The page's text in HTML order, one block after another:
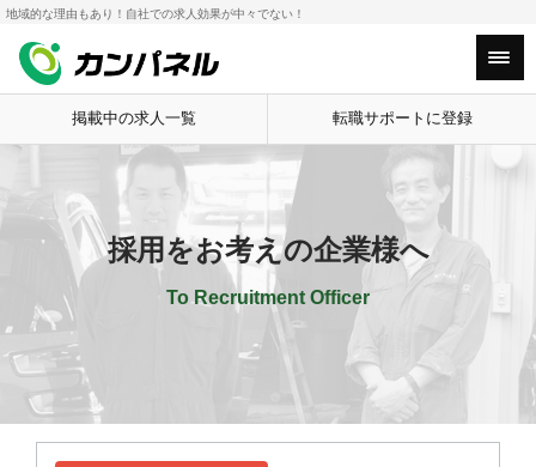
地域的な理由もあり！自社での求人効果が中々でない！
掲載中の求人一覧 転職サポートに登録
HOME 採用ご担当者の方へ
採用をお考えの企業様へ
To Recruitment Officer